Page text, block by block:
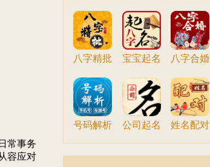
常事务
容应对
八字精批 宝宝起名 八字合婚
号码解析 公司起名 姓名配对